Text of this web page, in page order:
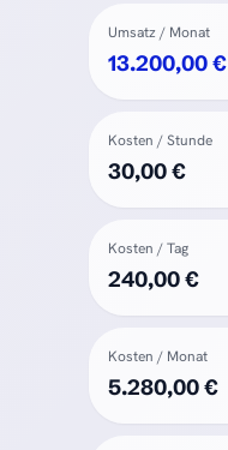
Umsatz / Monat
13.200,00 €
Kosten / Stunde
30,00 €
Kosten / Tag
240,00 €
Kosten / Monat
5.280,00 €